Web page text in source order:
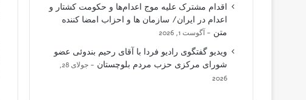
اقدام مشترک علیه موج اعدام‌ها و حکومت کشتار و
اعدام در ایران/ سازمان ها و احزاب امضا کننده
متن
آگوست 1, 2026
ویدیو گفتگوی رادیو فردا با آقای رحیم بندوئی عضو
شورای مرکزی حزب مردم بلوچستان
جولای 28,
2026